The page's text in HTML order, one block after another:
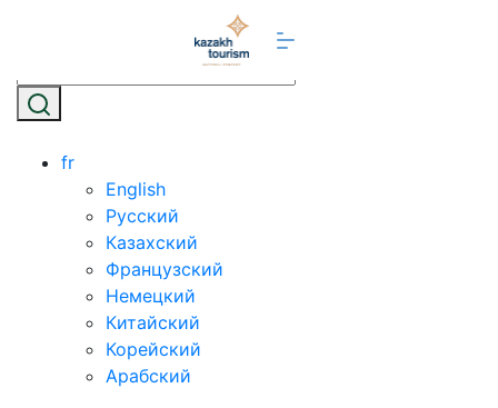
fr
English
Русский
Казахский
Французский
Немецкий
Китайский
Корейский
Арабский